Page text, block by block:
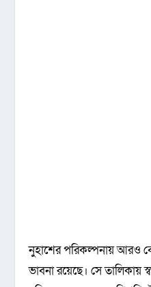
নুহাশের পরিকল্পনায় আরও
ভাবনা রয়েছে। সে তালিকায়